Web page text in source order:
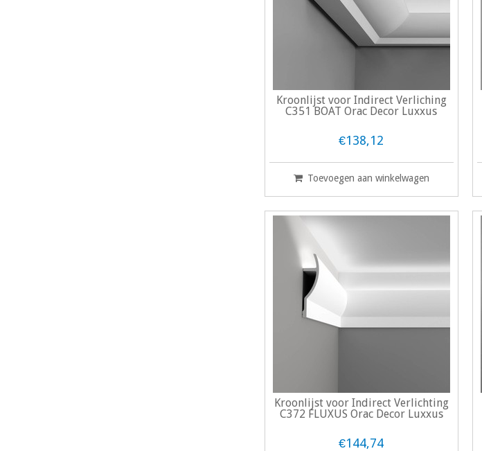
Kroonlijst voor Indirect Verliching
C351 BOAT Orac Decor Luxxus
€138,12
Toevoegen aan winkelwagen
Kroonlijst voor Indirect Verlichting
C372 FLUXUS Orac Decor Luxxus
€144,74